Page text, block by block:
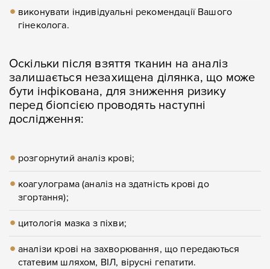
виконувати індивідуальні рекомендації Вашого
гінеколога.
Оскільки після взяття тканин на аналіз
залишається незахищена ділянка, що може
бути інфікована, для зниження ризику
перед біопсією проводять наступні
дослідження:
розгорнутий аналіз крові;
коагулограма (аналіз на здатність крові до
згортання);
цитологія мазка з піхви;
аналізи крові на захворювання, що передаються
статевим шляхом, ВІЛ, вірусні гепатити.